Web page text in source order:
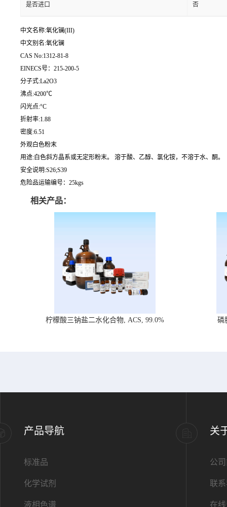
是否进口 否
中文名称:氧化镧(III)
中文别名:氧化镧
CAS No:1312-81-8
EINECS号：215-200-5
分子式:La2O3
沸点:4200℃
闪光点:°C
折射率:1.88
密度:6.51
外观白色粉末
用途:白色斜方晶系或无定形粉末。 溶于酸、乙醇、氯化铵，不溶于水、酮。
安全说明:S26;S39
危险品运输编号：25kgs
相关产品：
柠檬酸三钠盐二水化合物, ACS, 99.0% 磷
产品导航
标准品
化学试剂
液相色谱
关
公
联
在